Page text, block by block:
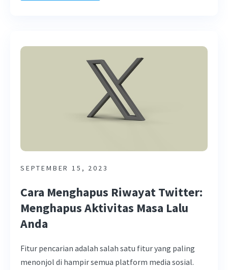
SEPTEMBER 15, 2023
Cara Menghapus Riwayat Twitter:
Menghapus Aktivitas Masa Lalu
Anda
Fitur pencarian adalah salah satu fitur yang paling
menonjol di hampir semua platform media sosial.